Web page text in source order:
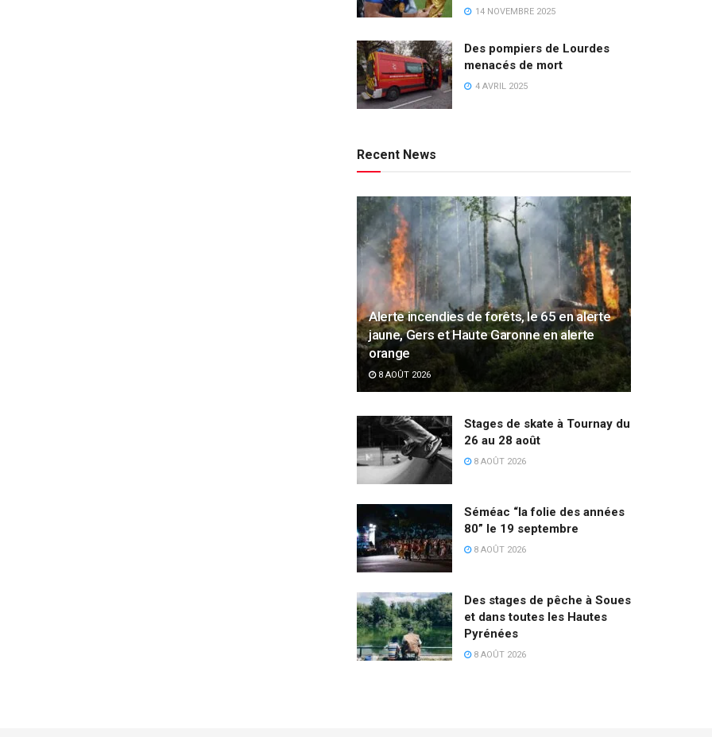
14 NOVEMBRE 2025
Des pompiers de Lourdes
menacés de mort
4 AVRIL 2025
Recent News
Alerte incendies de forêts, le 65 en alerte
jaune, Gers et Haute Garonne en alerte
orange
8 AOÛT 2026
Stages de skate à Tournay du
26 au 28 août
8 AOÛT 2026
Séméac “la folie des années
80” le 19 septembre
8 AOÛT 2026
Des stages de pêche à Soues
et dans toutes les Hautes
Pyrénées
8 AOÛT 2026